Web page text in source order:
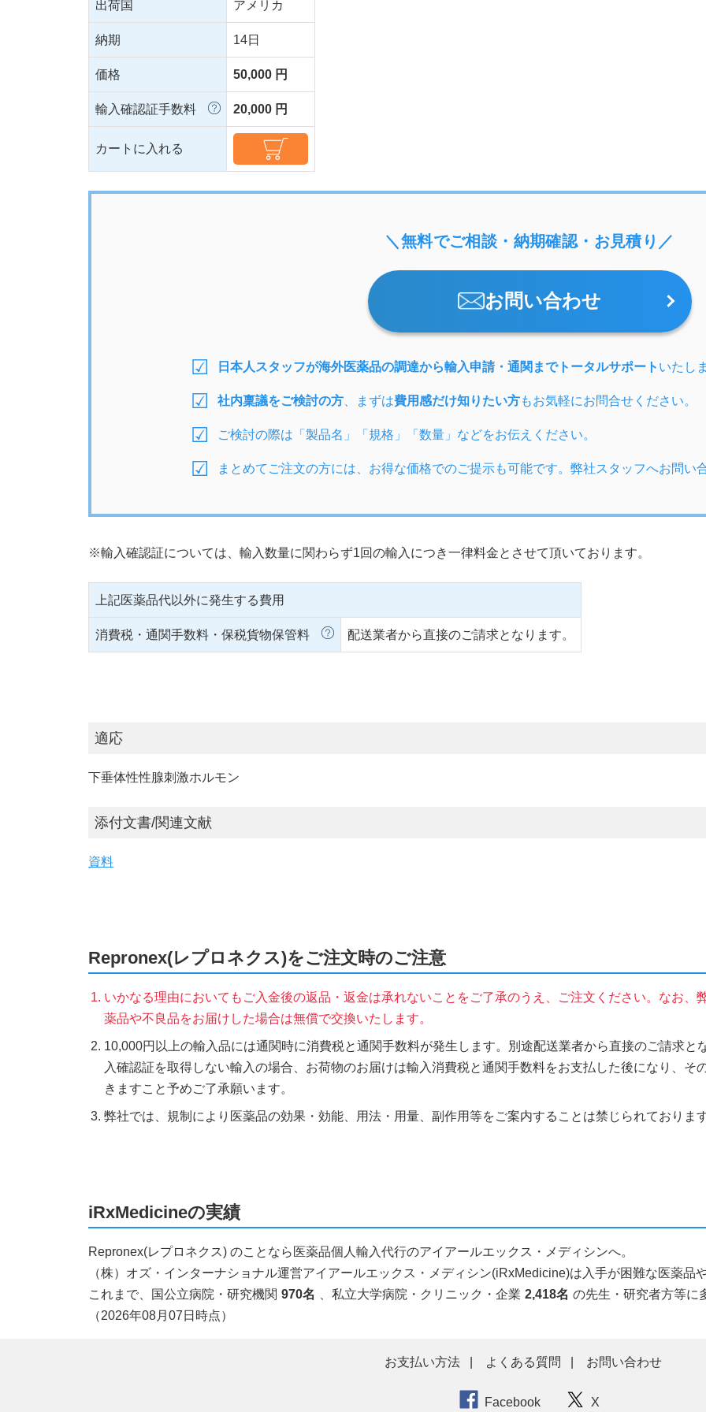
出荷国 アメリカ
納期 14日
価格 50,000 円
輸入確認証手数料 20,000 円
カートに入れる
＼無料でご相談・納期確認・お見積り／
お問い合わせ
日本人スタッフが海外医薬品の調達から輸入申請・通関までトータルサポート いたし
社内稟議をご検討の方 、まずは費用感だけ知りたい方もお気軽にお問合せください。
ご検討の際は「製品名」「規格」「数量」などをお伝えください。
まとめてご注文の方には、お得な価格でのご提示も可能です。弊社スタッフへお問い
※輸入確認証については、輸入数量に関わらず1回の輸入につき一律料金とさせて頂いております。
上記医薬品代以外に発生する費用
消費税・通関手数料・保税貨物保管料 配送業者から直接のご請求となります。
適応
下垂体性性腺刺激ホルモン
添付文書/関連文献
資料
Repronex(レプロネクス)をご注文時のご注意
いかなる理由においてもご入金後の返品・返金は承れないことをご了承のうえ、ご注文ください。なお、
薬品や不良品をお届けした場合は無償で交換いたします。
10,000円以上の輸入品には通関時に消費税と通関手数料が発生します。別途配送業者から直接のご請求
入確認証を取得しない輸入の場合、お荷物のお届けは輸入消費税と通関手数料をお支払した後になり、そ
きますこと予めご了承願います。
弊社では、規制により医薬品の効果・効能、用法・用量、副作用等をご案内することは禁じられております
iRxMedicineの実績
Repronex(レプロネクス) のことなら医薬品個人輸入代行のアイアールエックス・メディシンへ。
（株）オズ・インターナショナル運営アイアールエックス・メディシン(iRxMedicine)は入手が困難な医薬品
これまで、国公立病院・研究機関 970名 、私立大学病院・クリニック・企業 2,418名 の先生・研究者方等に
（2026年08月07日時点）
お支払い方法 よくある質問 お問い合わせ
Facebook X